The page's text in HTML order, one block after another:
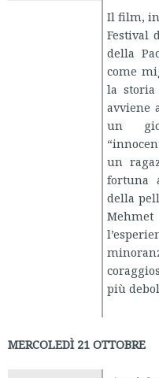
Il film, in
Festival
della
come
la storia
avviene
un
un
fortuna
della
più
MERCOLEDÌ 21 OTTOBRE